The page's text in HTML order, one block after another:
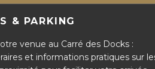
& PARKING
venue au Carré des Docks :
et informations pratiques sur